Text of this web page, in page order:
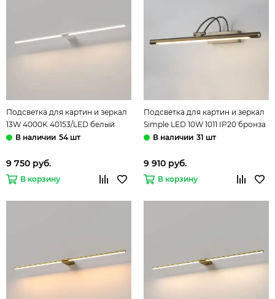
Подсветка для картин и зеркал
13W 4000K 40153/LED белый
Luar Elektrostandard
54 шт
9 750 руб.
В корзину
Подсветка для картин и зеркал
Simple LED 10W 1011 IP20 бронза
Elektrostandard31 шт
9 910 руб.
В корзину